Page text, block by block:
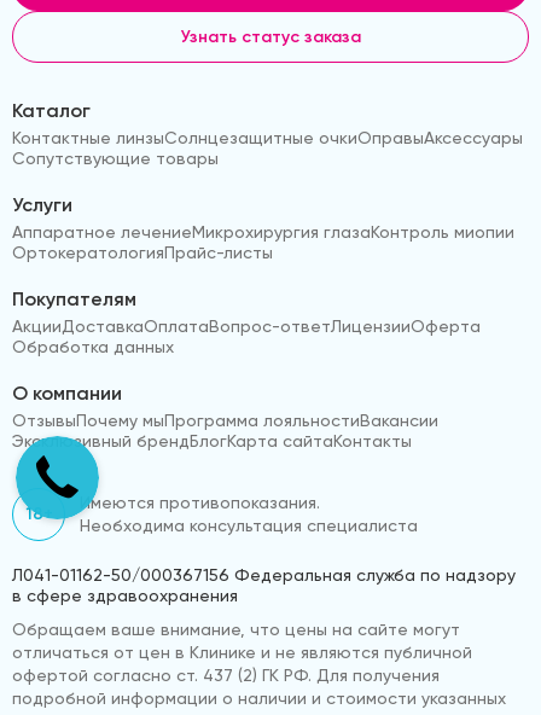
Узнать статус заказа
Каталог
Контактные линзыСолнцезащитные очкиОправыАксессуары
Сопутствующие товары
Услуги
Аппаратное лечениеМикрохирургия глазаКонтроль миопии
ОртокератологияПрайс-листы
Покупателям
АкцииДоставкаОплатаВопрос-ответЛицензииОферта
Обработка данных
О компании
ОтзывыПочему мыПрограмма лояльностиВакансии
Эксклюзивный брендБлогКарта сайтаКонтакты
18+
Имеются противопоказания.
Необходима консультация специалиста
Л041-01162-50/000367156 Федеральная служба по надзору
в сфере здравоохранения
Обращаем ваше внимание, что цены на сайте могут
отличаться от цен в Клинике и не являются публичной
офертой согласно ст. 437 (2) ГК РФ. Для получения
подробной информации о наличии и стоимости указанных